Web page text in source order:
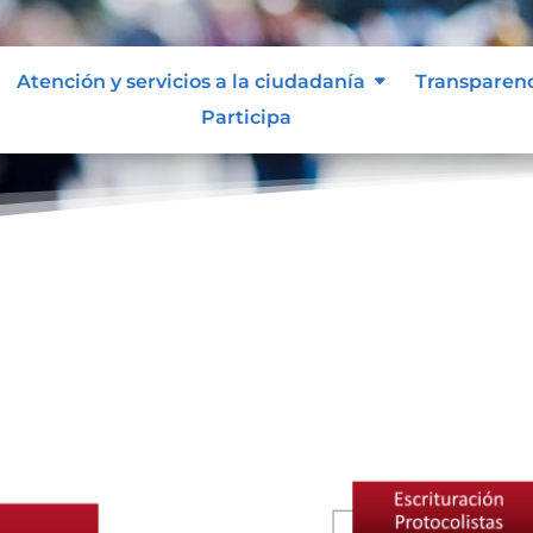
Atención y servicios a la ciudadanía
Participa